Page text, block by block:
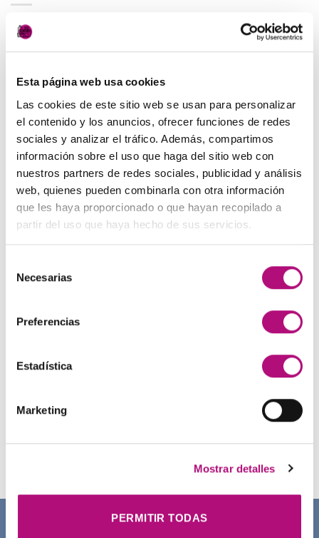
Esta página web usa cookies
Las cookies de este sitio web se usan para personalizar
el contenido y los anuncios, ofrecer funciones de redes
sociales y analizar el tráfico. Además, compartimos
información sobre el uso que haga del sitio web con
nuestros partners de redes sociales, publicidad y análisis
web, quienes pueden combinarla con otra información
que les haya proporcionado o que hayan recopilado a
partir del uso que haya hecho de sus servicios.
Necesarias
Preferencias
Estadística
Marketing
Mostrar detalles
PERMITIR TODAS
Elisièr Instant Bond Tratamiento
137,00€ El
original
era:
137,00€.
130,00€El
actual
es:
130,00€.
(IVA incluido)
48,00€ El
precio
original
era:
48,00€.
45,00 €El
precio
actual
es:
45,00€.
(IVA incluido)
Paleta de Maquillaje Avon
32,99
El
era:
32,99€.
28,50
precio
es:
28,50€.
(IVA incluido)
Maquíllate
11,99€ El
8,50€El(IVA incluido)
MEJOR VALORADOS
Pendientes Negro